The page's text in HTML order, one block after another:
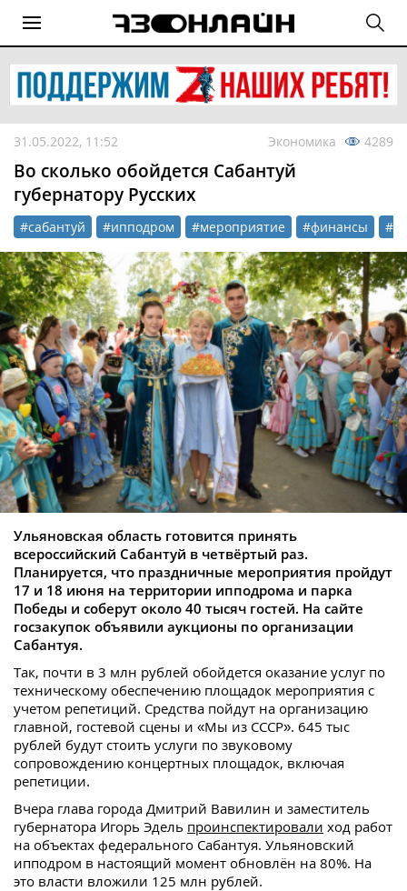
31.05.2022, 11:52 Экономика 4289
Во сколько обойдется Сабантуй
губернатору Русских
#сабантуй #ипподром #мероприятие #финансы
Ульяновская область готовится принять
всероссийский Сабантуй в четвёртый раз.
Планируется, что праздничные мероприятия пройдут
17 и 18 июня на территории ипподрома и парка
Победы и соберут около 40 тысяч гостей. На сайте
госзакупок объявили аукционы по организации
Сабантуя.
Так, почти в 3 млн рублей обойдется оказание услуг по
техническому обеспечению площадок мероприятия с
учетом репетиций. Средства пойдут на организацию
главной, гостевой сцены и «Мы из СССР». 645 тыс
рублей будут стоить услуги по звуковому
сопровождению концертных площадок, включая
репетиции.
Вчера глава города Дмитрий Вавилин и заместитель
губернатора Игорь Эдель проинспектировали ход работ
на объектах федерального Сабантуя. Ульяновский
ипподром в настоящий момент обновлён на 80%. На
это власти вложили 125 млн рублей.